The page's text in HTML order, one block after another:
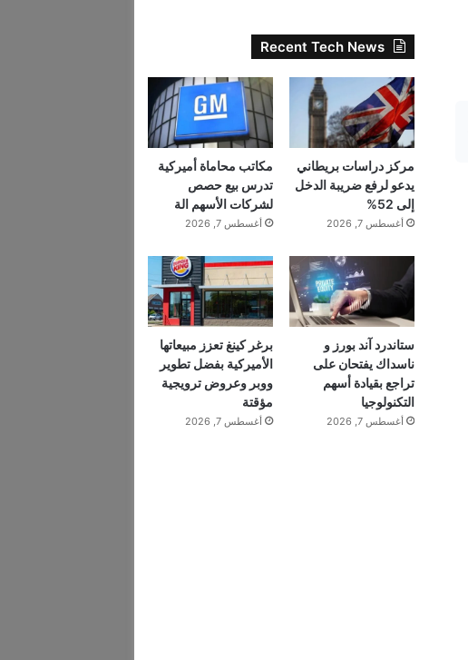
Recent Tech News
مركز دراسات بريطاني
يدعو لرفع ضريبة الدخل
إلى 52%
أغسطس 7, 2026
مكاتب محاماة أميركية
تدرس بيع حصص
لشركات الأسهم الة
أغسطس 7, 2026
ستاندرد آند بورز و
ناسداك يفتحان على
تراجع بقيادة أسهم
التكنولوجيا
أغسطس 7, 2026
برغر كينغ تعزز مبيعاتها
الأميركية بفضل تطوير
ووبر وعروض ترويجية
مؤقتة
أغسطس 7, 2026